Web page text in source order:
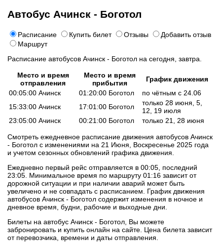
Автобус Ачинск - Боготол
Расписание Купить билет Отзывы
Добавить отзыв
Маршрут
Расписание автобусов Ачинск - Боготол на сегодня, завтра.
Место и время
отправления
Место и время
прибытия
График движения
00:05:00 Ачинск
01:20:00 Боготол
по чётным с 24.06
15:33:00 Ачинск
17:01:00 Боготол
только 28 июня, 5,
12, 19 июля
23:05:00 Ачинск
00:21:00 Боготол только 21, 28 июня
Смотреть ежедневное расписание движения автобусов Ачинск
- Боготол с изменениями на 21 Июня, Воскресенье 2025 года
и учетом сезонных обновлений графика движения.
Ежедневно первый рейс отправляется в 00:05, последний
23:05. Минимальное время по маршруту 01:16 зависит от
дорожной ситуации и при наличии аварий может быть
увеличено и не совпадать с расписанием. График движения
автобусов Ачинск - Боготол содержит изменения в ночное и
дневное время, будни, рабочие и выходные дни.
Билеты на автобус Ачинск - Боготол, Вы можете
забронировать и купить онлайн на сайте. Цена билета зависит
от перевозчика, времени и даты отправления.